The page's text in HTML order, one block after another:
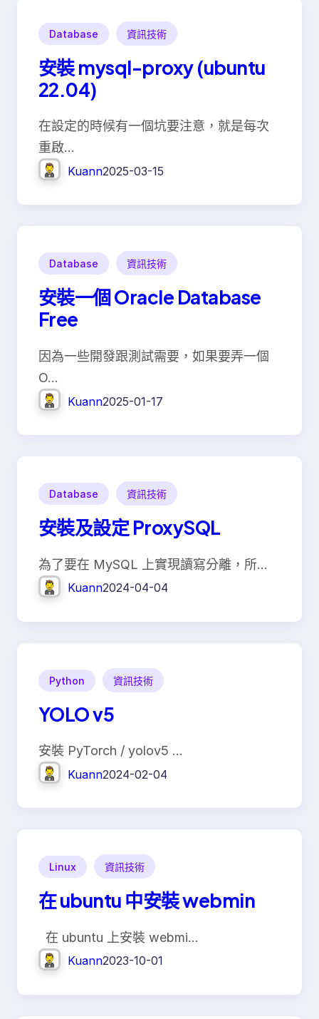
Database 資訊技術
安裝 mysql-proxy (ubuntu
22.04)
在設定的時候有一個坑要注意，就是每次
重啟…
Kuann2025-03-15
Database 資訊技術
安裝一個 Oracle Database
Free
因為一些開發跟測試需要，如果要弄一個
O…
Kuann2025-01-17
Database 資訊技術
安裝及設定 ProxySQL
為了要在 MySQL 上實現讀寫分離，所…
Kuann2024-04-04
Python 資訊技術
YOLO v5
安裝 PyTorch / yolov5 …
Kuann2024-02-04
Linux 資訊技術
在 ubuntu 中安裝 webmin
在 ubuntu 上安裝 webmi…
Kuann2023-10-01